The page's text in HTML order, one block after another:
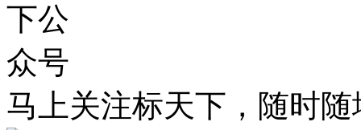
马上关注标天下，随时